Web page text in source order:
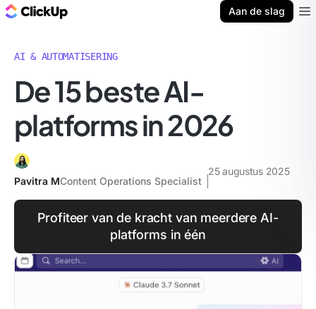
Aan de slag
AI & AUTOMATISERING
De 15 beste AI-
platforms in 2026
Pavitra MContent Operations Specialist
25 augustus 2025
Profiteer van de kracht van meerdere AI-
platforms in één